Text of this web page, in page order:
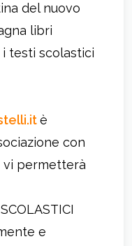
del nuovo
libri
testi scolastici
è
con
vi permetterà
e